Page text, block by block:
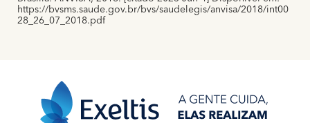
https://bvsms.saude.gov.br/bvs/saudelegis/anvisa/2018/int00
28_26_07_2018.pdf